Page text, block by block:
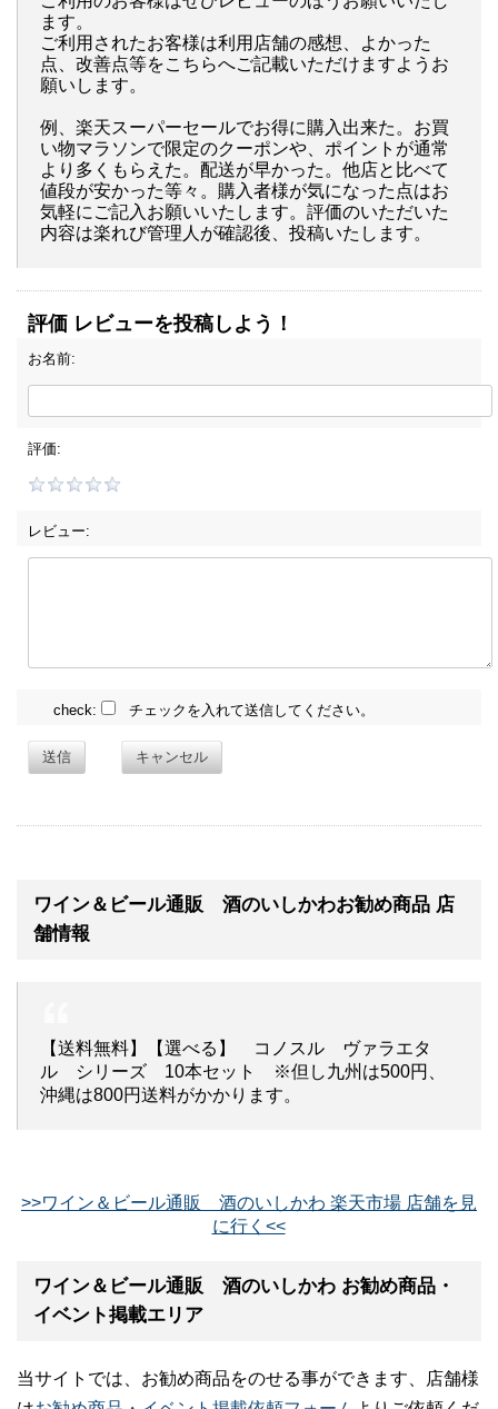
ます。
ご利用されたお客様は利用店舗の感想、よかった
点、改善点等をこちらへご記載いただけますようお
願いします。
例、楽天スーパーセールでお得に購入出来た。お買
い物マラソンで限定のクーポンや、ポイントが通常
より多くもらえた。配送が早かった。他店と比べて
値段が安かった等々。購入者様が気になった点はお
気軽にご記入お願いいたします。評価のいただいた
内容は楽れび管理人が確認後、投稿いたします。
評価 レビューを投稿しよう！
お名前:
評価:
レビュー:
check: チェックを入れて送信してください。
送信 キャンセル
ワイン＆ビール通販 酒のいしかわお勧め商品 店
舗情報
【送料無料】【選べる】 コノスル ヴァラエタ
ル シリーズ 10本セット ※但し九州は500円、
沖縄は800円送料がかかります。
>>ワイン＆ビール通販 酒のいしかわ 楽天市場 店舗を見
に行く<<
ワイン＆ビール通販 酒のいしかわ お勧め商品・
イベント掲載エリア
当サイトでは、お勧め商品をのせる事ができます、店舗様